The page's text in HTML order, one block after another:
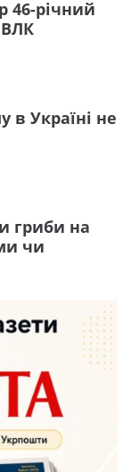
46-річний
ВЛК
в Україні не
гриби на
чи